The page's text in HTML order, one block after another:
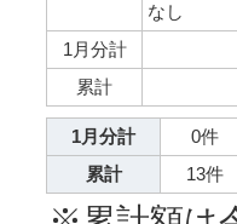
なし
1月分計
累計
1月分計 0件
累計
13件